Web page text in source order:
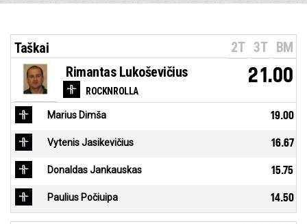
Taškai 2T 3T BM
ROCKNROLLA
Rimantas Lukoševičius 21.00
Marius Dimša 19.00
Vytenis Jasikevičius 16.67
Donaldas Jankauskas 15.75
Paulius Počiuipa 14.50